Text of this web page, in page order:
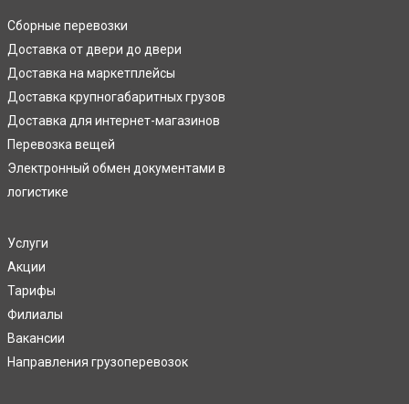
Сборные перевозки
Доставка от двери до двери
Доставка на маркетплейсы
Доставка крупногабаритных грузов
Доставка для интернет-магазинов
Перевозка вещей
Электронный обмен документами в
логистике
Услуги
Акции
Тарифы
Филиалы
Вакансии
Направления грузоперевозок